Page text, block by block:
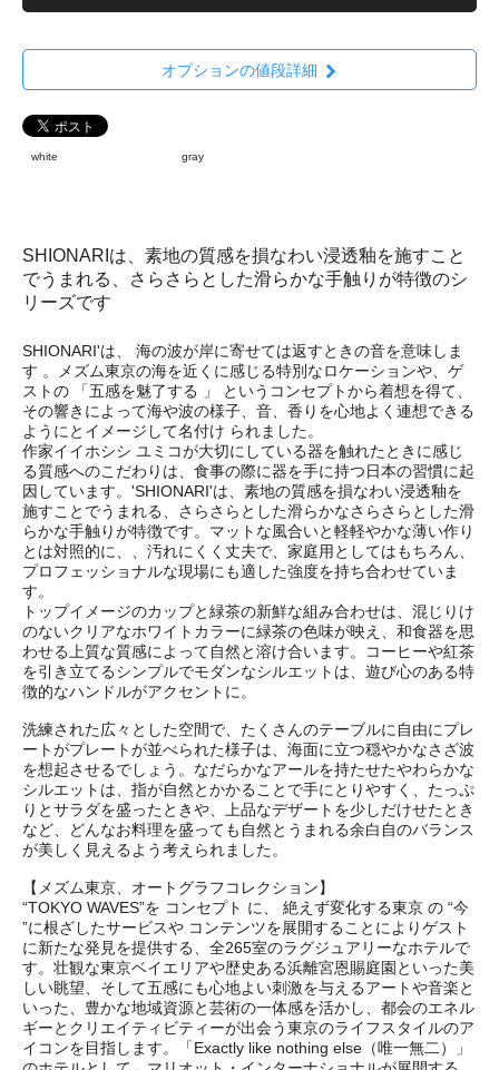
オプションの値段詳細
white gray
SHIONARIは、素地の質感を損なわい浸透釉を施すこと
でうまれる、さらさらとした滑らかな手触りが特徴のシ
リーズです
SHIONARI'は、 海の波が岸に寄せては返すときの音を意味しま
す 。メズム東京の海を近くに感じる特別なロケーションや、ゲ
ストの 「五感を魅了する 」 というコンセプトから着想を得て、
その響きによって海や波の様子、音、香りを心地よく連想できる
ようにとイメージして名付け られました。
作家イイホシシ ユミコが大切にしている器を触れたときに感じ
る質感へのこだわりは、食事の際に器を手に持つ日本の習慣に起
因しています。'SHIONARI'は、素地の質感を損なわい浸透釉を
施すことでうまれる、さらさらとした滑らかなさらさらとした滑
らかな手触りが特徴です。マットな風合いと軽軽やかな薄い作り
とは対照的に、、汚れにくく丈夫で、家庭用としてはもちろん、
プロフェッショナルな現場にも適した強度を持ち合わせていま
す。
トップイメージのカップと緑茶の新鮮な組み合わせは、混じりけ
のないクリアなホワイトカラーに緑茶の色味が映え、和食器を思
わせる上質な質感によって自然と溶け合います。コーヒーや紅茶
を引き立てるシンプルでモダンなシルエットは、遊び心のある特
徴的なハンドルがアクセントに。
洗練された広々とした空間で、たくさんのテーブルに自由にプレ
ートがプレートが並べられた様子は、海面に立つ穏やかなさざ波
を想起させるでしょう。なだらかなアールを持たせたやわらかな
シルエットは、指が自然とかかることで手にとりやすく、たっぷ
りとサラダを盛ったときや、上品なデザートを少しだけせたとき
など、どんなお料理を盛っても自然とうまれる余白自のバランス
が美しく見えるよう考えられました。
【メズム東京、オートグラフコレクション】
“TOKYO WAVES”を コンセプト に、 絶えず変化する東京 の “今
”に根ざしたサービスや コンテンツを展開することによりゲスト
に新たな発見を提供する、全265室のラグジュアリーなホテルで
す。壮観な東京ベイエリアや歴史ある浜離宮恩賜庭園といった美
しい眺望、そして五感にも心地よい刺激を与えるアートや音楽と
いった、豊かな地域資源と芸術の一体感を活かし、都会のエネル
ギーとクリエイティビティーが出会う東京のライフスタイルのア
イコンを目指します。「Exactly like nothing else（唯一無二）」